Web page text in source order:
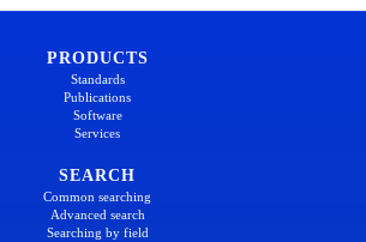
PRODUCTS
Standards
Publications
Software
Services
SEARCH
Common searching
Advanced search
Searching by field